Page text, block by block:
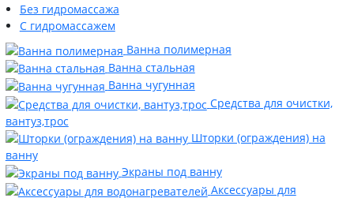
Без гидромассажа
С гидромассажем
Ванна полимерная
Ванна стальная
Ванна чугунная
Средства для очистки,
вантуз,трос
Шторки (ограждения) на
ванну
Экраны под ванну
Аксессуары для